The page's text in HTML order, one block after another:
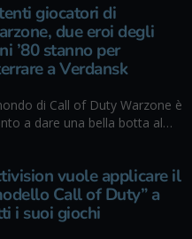
giocatori di
due eroi degli
’80 stanno per
a Verdansk
di Call of Duty Warzone è
a dare una bella botta al…
vuole applicare il
Call of Duty” a
i suoi giochi